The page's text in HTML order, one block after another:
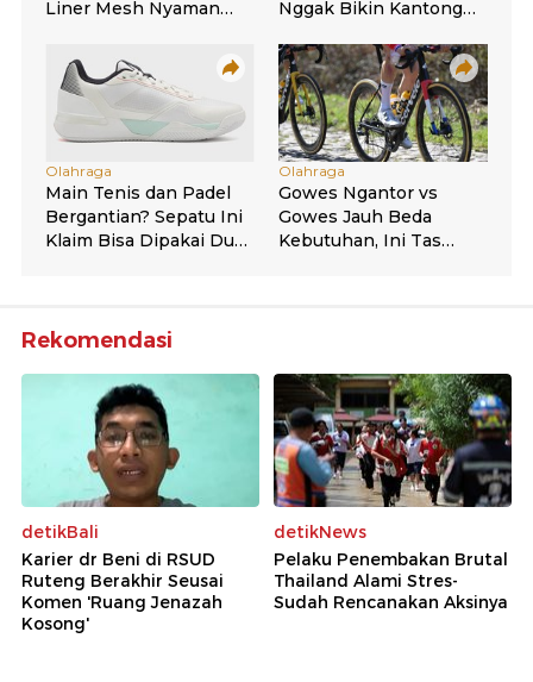
Rekomendasi
detikBali
Karier dr Beni di RSUD
Ruteng Berakhir Seusai
Komen 'Ruang Jenazah
Kosong'
detikNews
Pelaku Penembakan Brutal
Thailand Alami Stres-
Sudah Rencanakan Aksinya